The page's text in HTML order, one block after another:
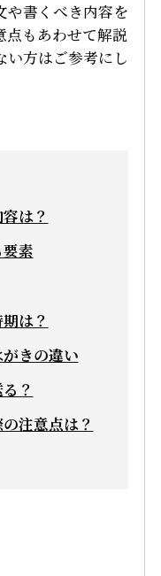
や書くべき内容を
点もあわせて解説
い方はご参考にし
は？
素
は？
きの違い
？
注意点は？